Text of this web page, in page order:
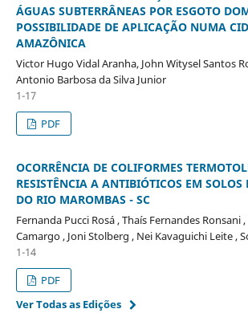
ÁGUAS SUBTERRÂNEAS POR ESGOTO
POSSIBILIDADE DE APLICAÇÃO NUMA
AMAZÔNICA
Victor Hugo Vidal Aranha, John Witysel Santos
Antonio Barbosa da Silva Junior
1-17
PDF
OCORRÊNCIA DE COLIFORMES
RESISTÊNCIA A ANTIBIÓTICOS EM
DO RIO MAROMBAS - SC
Fernanda Pucci Rosá , Thaís Fernandes Ronsani
Camargo , Joni Stolberg , Nei Kavaguichi Leite ,
1-14
PDF
Ver Todas as Edições